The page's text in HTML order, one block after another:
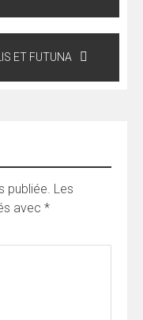
ET FUTUNA
publiée. Les
avec *